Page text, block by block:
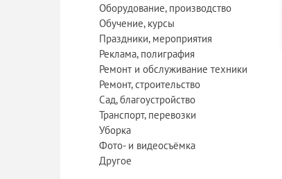
Оборудование, производство
Обучение, курсы
Праздники, мероприятия
Реклама, полиграфия
Ремонт и обслуживание техники
Ремонт, строительство
Сад, благоустройство
Транспорт, перевозки
Уборка
Фото- и видеосъёмка
Другое